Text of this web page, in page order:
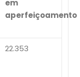
em
aperfeiçoamento
22.353